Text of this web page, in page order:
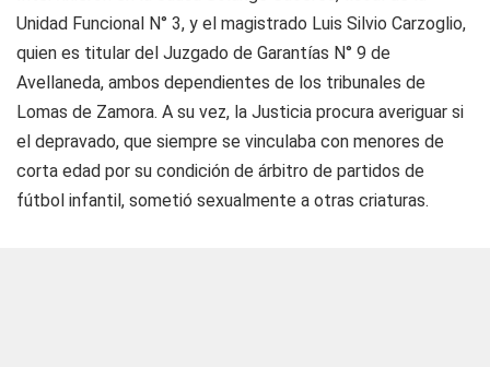
Unidad Funcional N° 3, y el magistrado Luis Silvio Carzoglio,
quien es titular del Juzgado de Garantías N° 9 de
Avellaneda, ambos dependientes de los tribunales de
Lomas de Zamora. A su vez, la Justicia procura averiguar si
el depravado, que siempre se vinculaba con menores de
corta edad por su condición de árbitro de partidos de
fútbol infantil, sometió sexualmente a otras criaturas.